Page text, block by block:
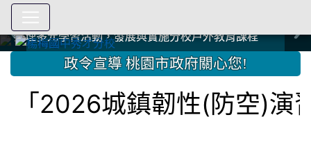
中國信託商業銀行 2023.04.22 愛傳球計畫
中國信託商業銀行 2023.04.22 愛傳球計畫
辦理多元學習活動，發展與實施分校戶外教育課程
辦理多元學習活動，發展與實施分校戶外教育課程
爭取社會資源，傳愛與溫暖：2024.3.19 桃園市家長會與桃
園女子美容商業童也工會義剪活動
爭取社會資源，傳愛與溫暖：2024.3.19 桃園市家長會與桃
園女子美容商業童也工會義剪活動
112學年度畢業學生與師長合照
112學年度畢業學生與師長合照
辦理多元學習活動，發展與實施分校戶外教育課程
辦理多元學習活動，發展與實施分校戶外教育課程
爭取社會資源，傳愛與溫暖：110.12.22 國際獅子會與本校
師生歲末感恩活動
爭取社會資源，傳愛與溫暖：110.12.22 國際獅子會與本校
師生歲末感恩活動
爭取社會資源，傳愛與溫暖：110.12.22 國際獅子會贈送本
校學生耶誕禮物
爭取社會資源，傳愛與溫暖：110.12.22 國際獅子會贈送本
校學生耶誕禮物
112.9.27參觀客家博覽會
112.9.27參觀客家博覽會
2023.12.27 國際獅子會贈送本校學生耶誕禮物
2023.12.27 國際獅子會贈送本校學生耶誕禮物
2023.12.27 國際獅子會贊助本校學生獎助學金
2023.12.27 國際獅子會贊助本校學生獎助學金
2023.12.27 聖誕感恩歌謠競賽；本校師生與國際獅子會獅
兄、師姐同樂
2023.12.27 聖誕感恩歌謠競賽；本校師生與國際獅子會獅
兄、師姐同樂
建置優質學習空間；合作互惠，建立良善公共關係
建置優質學習空間；合作互惠，建立良善公共關係
::: 政令宣導 桃園市政府關心您!
城鎮韌性(防空)演習